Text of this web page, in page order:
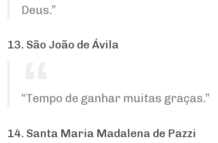
Deus.”
13. São João de Ávila
“Tempo de ganhar muitas graças.”
14. Santa Maria Madalena de Pazzi